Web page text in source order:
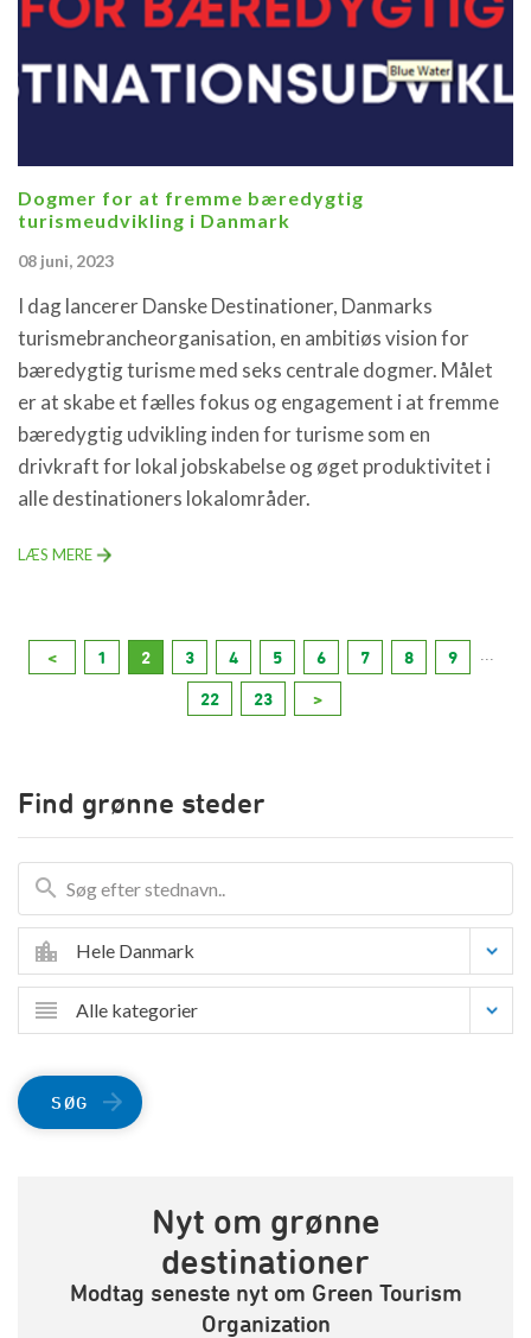
Dogmer for at fremme bæredygtig
turismeudvikling i Danmark
08 juni, 2023
I dag lancerer Danske Destinationer, Danmarks
turismebrancheorganisation, en ambitiøs vision for
bæredygtig turisme med seks centrale dogmer. Målet
er at skabe et fælles fokus og engagement i at fremme
bæredygtig udvikling inden for turisme som en
drivkraft for lokal jobskabelse og øget produktivitet i
alle destinationers lokalområder.
LÆS MERE
< 1 2 3 4 5 6 7 8 9
22 23 >
Find grønne steder
Hele Danmark
Alle kategorier
SØG
Nyt om grønne
destinationer
Modtag seneste nyt om Green Tourism
Organization